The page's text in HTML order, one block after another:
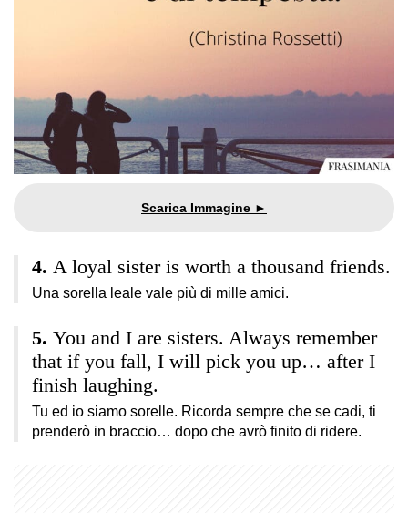
A loyal sister is worth a thousand friends.
Una sorella leale vale più di mille amici.
You and I are sisters. Always remember
that if you fall, I will pick you up… after I
finish laughing.
Tu ed io siamo sorelle. Ricorda sempre che se cadi, ti
prenderò in braccio… dopo che avrò finito di ridere.